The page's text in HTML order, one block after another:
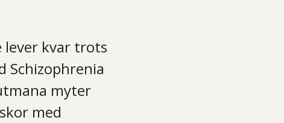
lever kvar trots
Schizophrenia
myter
med